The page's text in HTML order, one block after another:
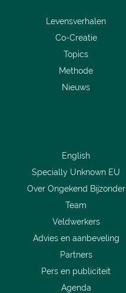
Levensverhalen
Co-Creatie
Topics
Methode
Nieuws
English
Specially Unknown EU
Over Ongekend Bijzonder
Team
Veldwerkers
Advies en aanbeveling
Partners
Pers en publiciteit
Agenda